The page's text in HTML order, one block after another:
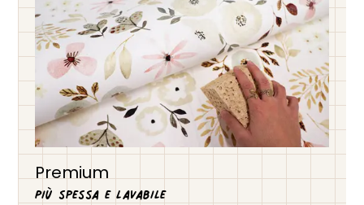
Premium
Più spessa e lavabile